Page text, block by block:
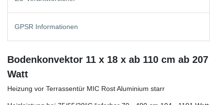
GPSR Informationen
Bodenkonvektor 11 x 18 x ab 110 cm ab 207
Watt
Heizung vor Terrassentür MIC Rost Aluminium starr